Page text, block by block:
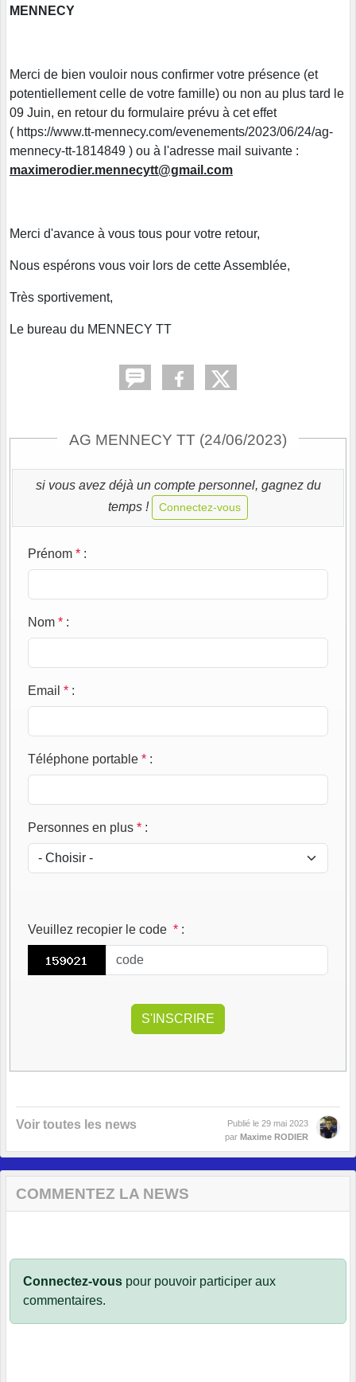
MENNECY
Merci de bien vouloir nous confirmer votre présence (et
potentiellement celle de votre famille) ou non au plus tard le
09 Juin, en retour du formulaire prévu à cet effet
( https://www.tt-mennecy.com/evenements/2023/06/24/ag-
mennecy-tt-1814849 ) ou à l'adresse mail suivante :
maximerodier.mennecytt@gmail.com
Merci d'avance à vous tous pour votre retour,
Nous espérons vous voir lors de cette Assemblée,
Très sportivement,
Le bureau du MENNECY TT
AG MENNECY TT (24/06/2023)
si vous avez déjà un compte personnel, gagnez du
temps !
Connectez-vous
Prénom * :
Nom * :
Email * :
Téléphone portable * :
Personnes en plus * :
Veuillez recopier le code * :
Voir toutes les news Publié le 29 mai 2023
par Maxime RODIER
COMMENTEZ LA NEWS
Connectez-vous pour pouvoir participer aux
commentaires.